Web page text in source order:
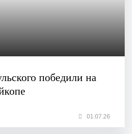
победили на
01.07.26